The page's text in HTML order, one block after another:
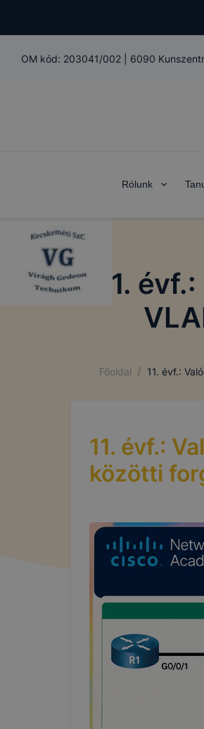
OM kód: 203041/002 6090
Rólunk
11.
Főoldal / 11. évf.:
11. évf.:
közötti